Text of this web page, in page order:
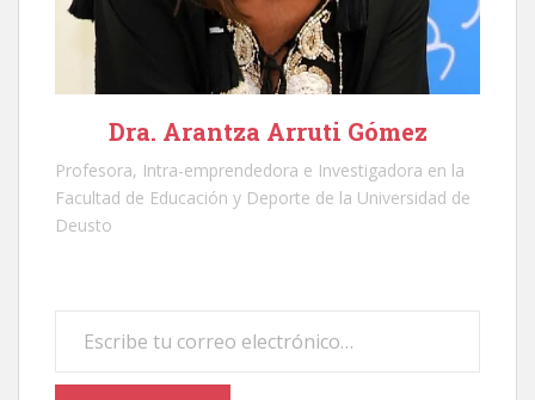
Dra. Arantza Arruti Gómez
Profesora, Intra-emprendedora e Investigadora en la
Facultad de Educación y Deporte de la Universidad de
Deusto